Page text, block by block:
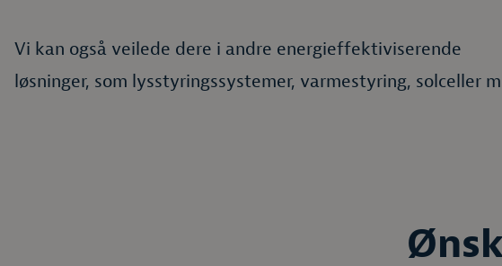
Vi kan også veilede dere i andre energieffektiviserende
løsninger, som lysstyringssystemer, varmestyring, solceller